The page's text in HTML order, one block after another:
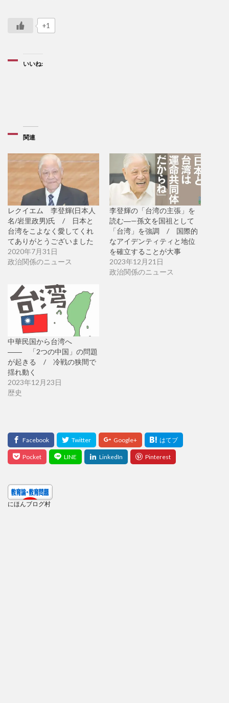
+1
いいね:
関連
レクイエム 李登輝(日本人
名/岩里政男)氏 / 日本と
台湾をこよなく愛してくれ
てありがとうございました
2020年7月31日
政治関係のニュース
李登輝の「台湾の主張」を
読む―—孫文を国祖として
「台湾」を強調 / 国際的
なアイデンティティと地位
を確立することが大事
2023年12月21日
政治関係のニュース
中華民国から台湾へ
―― 「2つの中国」の問題
が起きる / 冷戦の狭間で
揺れ動く
2023年12月23日
歴史
にほんブログ村